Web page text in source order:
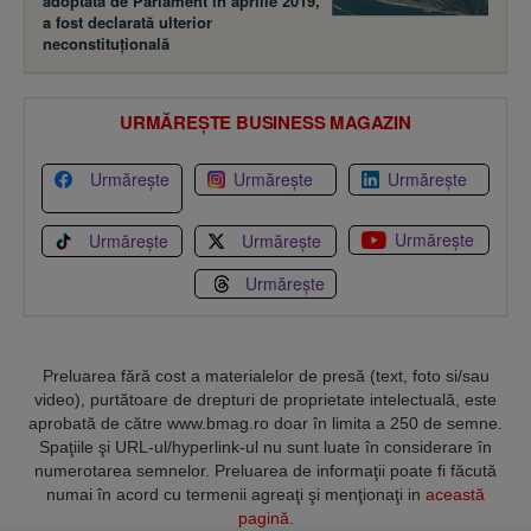
a fost declarată ulterior
neconstituţională
URMĂREȘTE BUSINESS MAGAZIN
Urmărește Urmărește Urmărește
Urmărește Urmărește
Urmărește
Urmărește
Preluarea fără cost a materialelor de presă (text, foto si/sau
video), purtătoare de drepturi de proprietate intelectuală, este
aprobată de către www.bmag.ro doar în limita a 250 de semne.
Spaţiile şi URL-ul/hyperlink-ul nu sunt luate în considerare în
numerotarea semnelor. Preluarea de informaţii poate fi făcută
numai în acord cu termenii agreaţi şi menţionaţi in această
pagină